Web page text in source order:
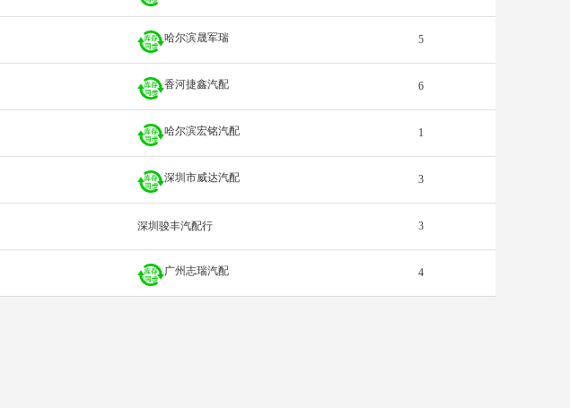
哈尔滨晟军瑞 5
香河捷鑫汽配 6
哈尔滨宏铭汽配 1
深圳市威达汽配 3
深圳骏丰汽配行 3
广州志瑞汽配 4